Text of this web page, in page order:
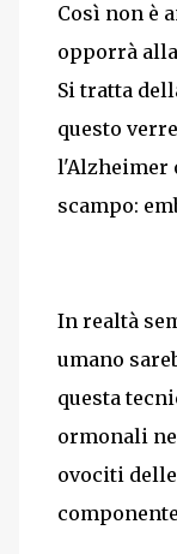
Così non è
opporrà
Si tratta
questo
l'Alzheimer
scampo:
In realtà
umano
questa
ormonali
ovociti